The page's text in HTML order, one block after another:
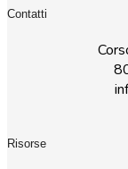
Contatti
Risorse